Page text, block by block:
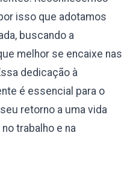
isso que adotamos
buscando a
melhor se encaixe nas
dedicação à
é essencial para o
retorno a uma vida
trabalho e na